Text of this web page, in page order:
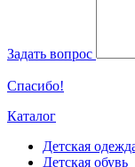
Задать вопрос
Спасибо!
Каталог
Детская
Детская обувь